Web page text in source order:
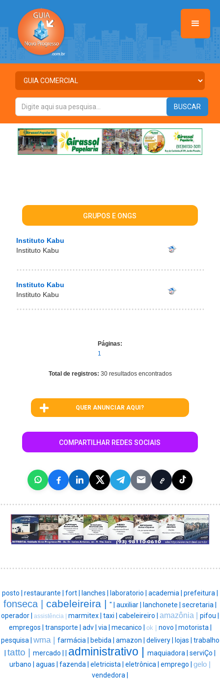
GRUPOS E ONGS
Instituto Kabu
Instituto Kabu
Instituto Kabu
Instituto Kabu
Páginas:
1
Total de registros: 30 resultados encontrados
QUER ANUNCIAR AQUI?
COMPARTILHAR REDES SOCIAIS
posto | restaurante | fort | lanches | laboratorio | academia | prefeitura |
fonseca | cabeleireira | " | auxiliar | lanchonete | secretaria |
operador | assistência | marmitex | taxi | cabeleireiro | amazônia | pifou |
empregos | transporte | adv | via | mecanico | ok | novo | motorista |
pesquisa | wma | farmácia | bebida | amazon | delivery | lojas | trabalho
tatto | mercado | administrativo | maquiadora | serviÇo |
urbano | aguas | fazenda | eletricista | eletrônica | emprego | gelo |
vendedora |